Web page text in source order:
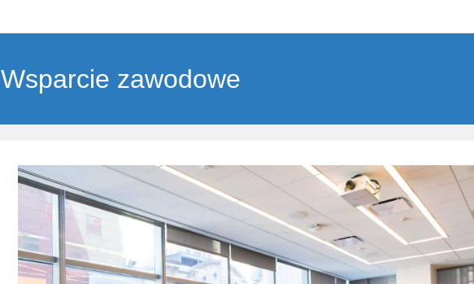
Wsparcie zawodowe